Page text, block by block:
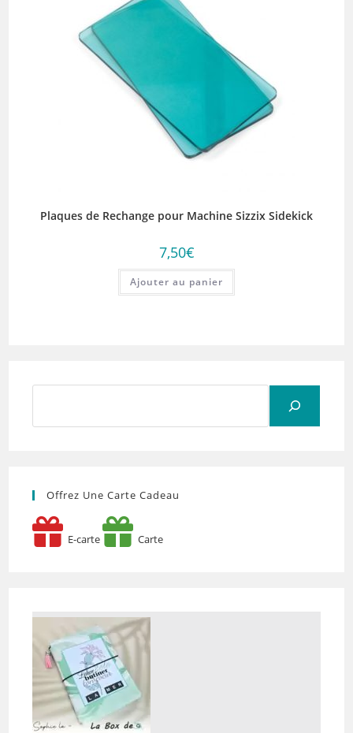
Plaques de Rechange pour Machine Sizzix Sidekick
7,50€
Ajouter au panier
Offrez Une Carte Cadeau
E-carte Carte